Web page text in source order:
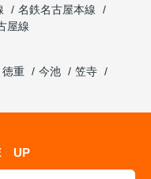
名鉄名古屋本線
屋線
徳重 今池
笠寺
UP